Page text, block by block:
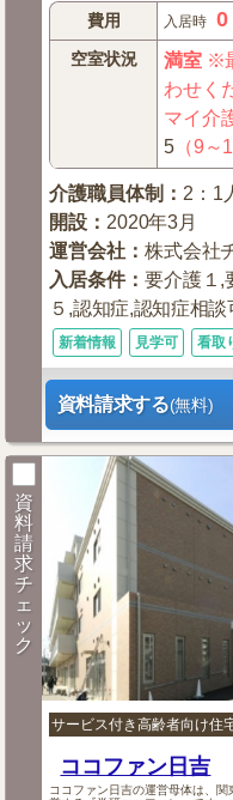
費用 入居時 0
空室状況 満室※
わせく
マイ介
5 （9～
介護職員体制 ：2：1
開設 ：2020年3月
運営会社 ：株式会社
入居条件：要介護１,
５,認知症,認知症相
新着情報 見学可 看取
資料請求する(無料)
資
料
請
求
チ
ェ
ッ
ク
サービス付き高齢者向け住
ココファン日吉
ココファン日吉の運営母体は、